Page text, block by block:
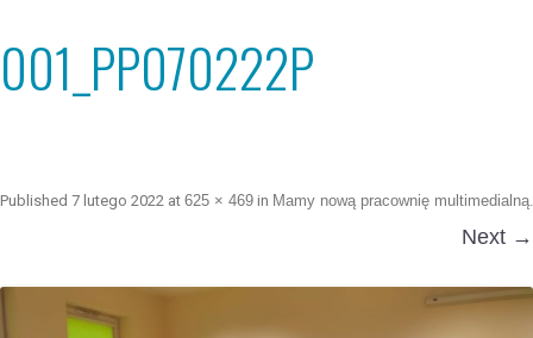
001_PP070222P
Published 7 lutego 2022 at 625 × 469 in Mamy nową pracownię multimedialną.
Next →